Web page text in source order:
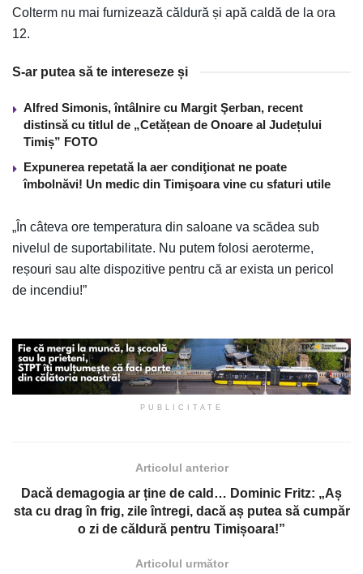
Colterm nu mai furnizează căldură și apă caldă de la ora
12.
S-ar putea să te intereseze și
Alfred Simonis, întâlnire cu Margit Şerban, recent
distinsă cu titlul de „Cetățean de Onoare al Județului
Timiș” FOTO
Expunerea repetată la aer condiţionat ne poate
îmbolnăvi! Un medic din Timişoara vine cu sfaturi utile
„În câteva ore temperatura din saloane va scădea sub
nivelul de suportabilitate. Nu putem folosi aeroterme,
reșouri sau alte dispozitive pentru că ar exista un pericol
de incendiu!”
PUBLICITATE
Articolul anterior
Dacă demagogia ar ține de cald… Dominic Fritz: „Aș
sta cu drag în frig, zile întregi, dacă aș putea să cumpăr
o zi de căldură pentru Timișoara!”
Articolul următor